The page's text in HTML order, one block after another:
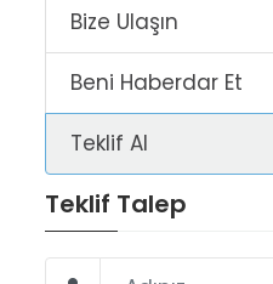
Bize Ulaşın
Beni Haberdar Et
Teklif Al
Teklif Talep